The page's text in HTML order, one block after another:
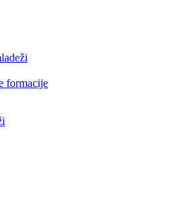
formacije